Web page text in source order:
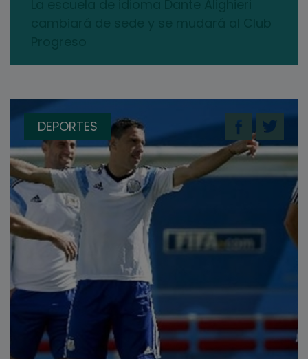
DEPORTES